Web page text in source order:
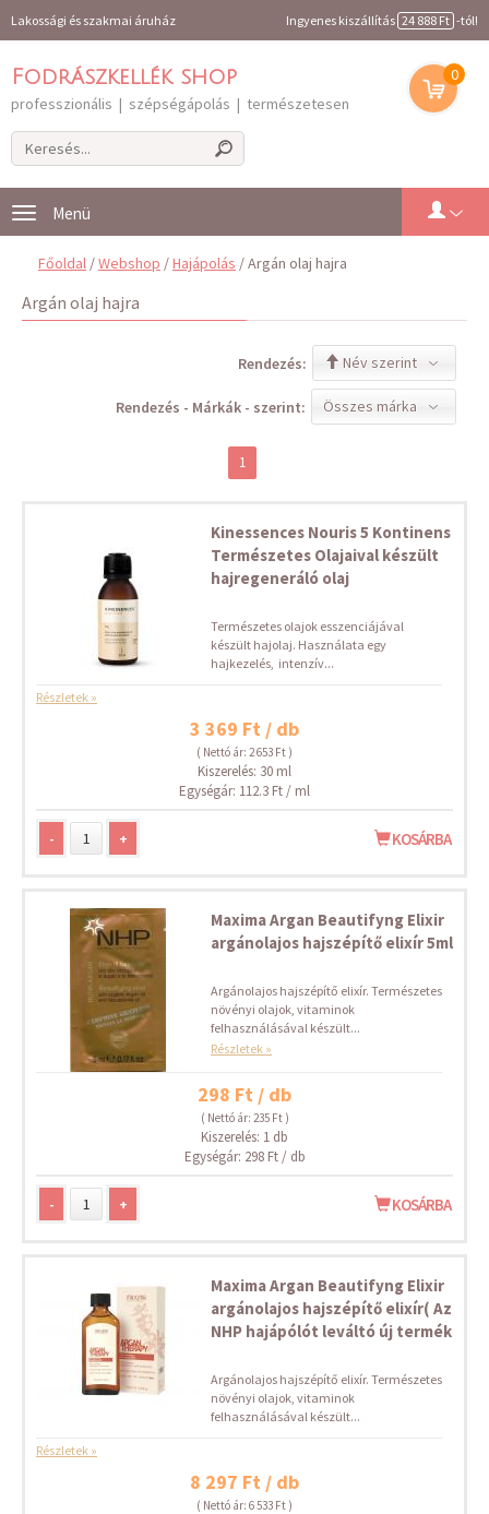
Lakossági és szakmai áruház Ingyenes kiszállítás 24 888 Ft -tól!
Fodrászkellék shop
professzionális | szépségápolás | természetesen
0
Toggle
navigation
Főoldal /Webshop /Hajápolás / Argán olaj hajra
Argán olaj hajra
Név szerint
Rendezés:
Összes márka
Rendezés - Márkák - szerint:
1
Kinessences Nouris 5 Kontinens
Természetes Olajaival készült
hajregeneráló olaj
Természetes olajok esszenciájával
készült hajolaj. Használata egy
hajkezelés, intenzív...
Részletek »
3 369 Ft / db
( Nettó ár: 2 653 Ft )
Kiszerelés: 30 ml
Egységár: 112.3 Ft / ml
- + KOSÁRBA
Maxima Argan Beautifyng Elixir
argánolajos hajszépítő elixír 5ml
Argánolajos hajszépítő elixír. Természetes
növényi olajok, vitaminok
felhasználásával készült...
Részletek »
298 Ft / db
( Nettó ár: 235 Ft )
Kiszerelés: 1 db
Egységár: 298 Ft / db
- + KOSÁRBA
Maxima Argan Beautifyng Elixir
argánolajos hajszépítő elixír( Az
NHP hajápólót leváltó új termék
Argánolajos hajszépítő elixír. Természetes
növényi olajok, vitaminok
felhasználásával készült...
Részletek »
8 297 Ft / db
( Nettó ár: 6 533 Ft )